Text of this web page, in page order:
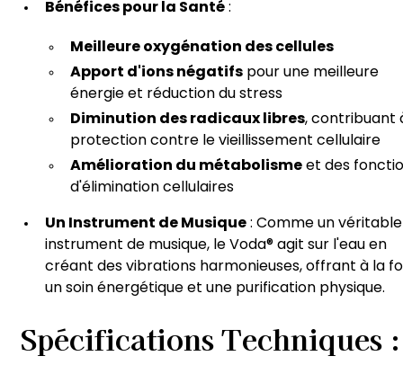
Bénéfices pour la Santé :
Meilleure oxygénation des cellules
Apport d'ions négatifs pour une meilleure
énergie et réduction du stress
Diminution des radicaux libres, contribuant
protection contre le vieillissement cellulaire
Amélioration du métabolisme et des
d'élimination cellulaires
Un Instrument de Musique : Comme un véritable
instrument de musique, le Voda® agit sur l'eau en
créant des vibrations harmonieuses, offrant à la
un soin énergétique et une purification physique.
Spécifications Techniques :